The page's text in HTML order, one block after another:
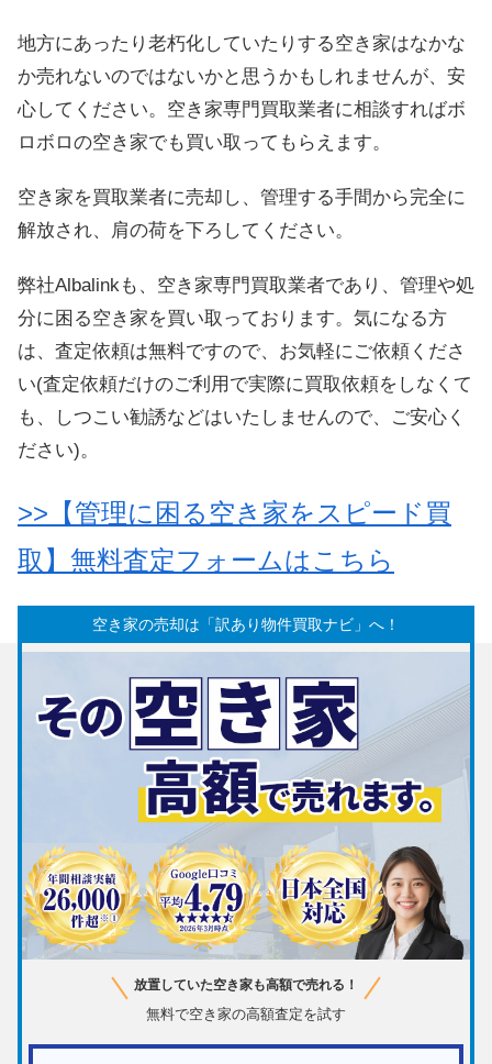
地方にあったり老朽化していたりする空き家はなかな
か売れないのではないかと思うかもしれませんが、安
心してください。空き家専門買取業者に相談すればボ
ロボロの空き家でも買い取ってもらえます。
空き家を買取業者に売却し、管理する手間から完全に
解放され、肩の荷を下ろしてください。
弊社Albalinkも、空き家専門買取業者であり、管理や処
分に困る空き家を買い取っております。気になる方
は、査定依頼は無料ですので、お気軽にご依頼くださ
い(査定依頼だけのご利用で実際に買取依頼をしなくて
も、しつこい勧誘などはいたしませんので、ご安心く
ださい)。
>>【管理に困る空き家をスピード買
取】無料査定フォームはこちら
空き家の売却は「訳あり物件買取ナビ」へ！
放置していた空き家も高額で売れる！
無料で空き家の高額査定を試す